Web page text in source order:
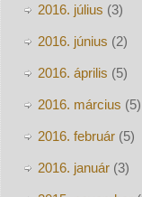
2016. július (3)
2016. június (2)
2016. április (5)
2016. március (5)
2016. február(5)
2016. január(3)